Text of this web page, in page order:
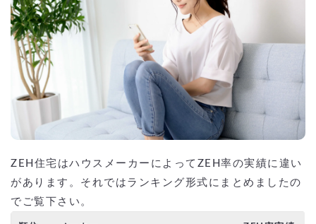
ZEH住宅はハウスメーカーによってZEH率の実績に違い
があります。それではランキング形式にまとめましたの
でご覧下さい。